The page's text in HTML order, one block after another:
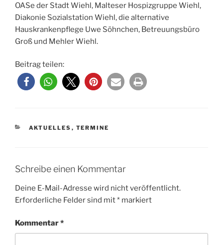
OASe der Stadt Wiehl, Malteser Hospizgruppe Wiehl,
Diakonie Sozialstation Wiehl, die alternative
Hauskrankenpflege Uwe Söhnchen, Betreuungsbüro
Groß und Mehler Wiehl.
Beitrag teilen:
KATEGORIEN
AKTUELLES , TERMINE
Schreibe einen Kommentar
Deine E-Mail-Adresse wird nicht veröffentlicht.
Erforderliche Felder sind mit* markiert
Kommentar*